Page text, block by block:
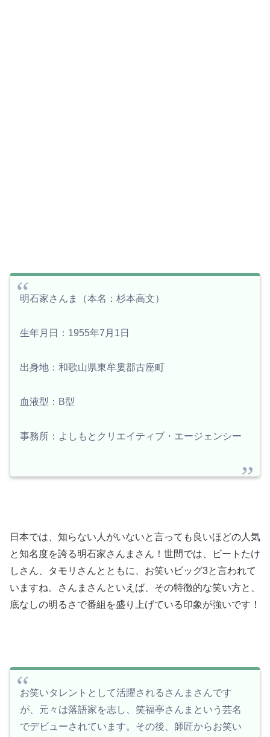
明石家さんま（本名：杉本高文）
生年月日：1955年7月1日
出身地：和歌山県東牟婁郡古座町
血液型：B型
事務所：よしもとクリエイティブ・エージェンシー
日本では、知らない人がいないと言っても良いほどの人気
と知名度を誇る明石家さんまさん！世間では、ビートたけ
しさん、タモリさんとともに、お笑いビッグ3と言われて
いますね。さんまさんといえば、その特徴的な笑い方と、
底なしの明るさで番組を盛り上げている印象が強いです！
お笑いタレントとして活躍されるさんまさんです
が、元々は落語家を志し、笑福亭さんまという芸名
でデビューされています。その後、師匠からお笑い